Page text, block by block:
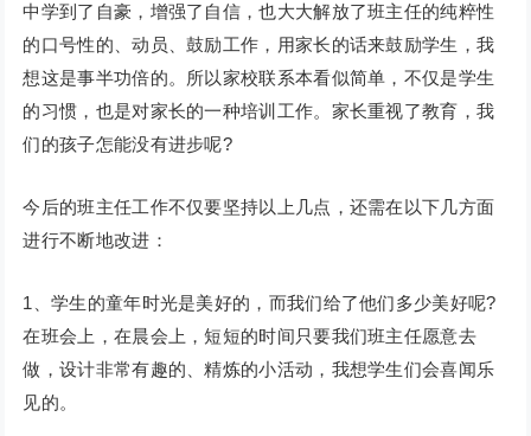
中学到了自豪，增强了自信，也大大解放了班主任的纯粹性
的口号性的、动员、鼓励工作，用家长的话来鼓励学生，我
想这是事半功倍的。所以家校联系本看似简单，不仅是学生
的习惯，也是对家长的一种培训工作。家长重视了教育，我
们的孩子怎能没有进步呢?
今后的班主任工作不仅要坚持以上几点，还需在以下几方面
进行不断地改进：
1、学生的童年时光是美好的，而我们给了他们多少美好呢?
在班会上，在晨会上，短短的时间只要我们班主任愿意去
做，设计非常有趣的、精炼的小活动，我想学生们会喜闻乐
见的。